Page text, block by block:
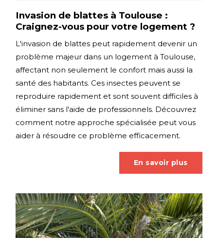
Invasion de blattes à Toulouse :
Craignez-vous pour votre logement ?
L'invasion de blattes peut rapidement devenir un
problème majeur dans un logement à Toulouse,
affectant non seulement le confort mais aussi la
santé des habitants. Ces insectes peuvent se
reproduire rapidement et sont souvent difficiles à
éliminer sans l'aide de professionnels. Découvrez
comment notre approche spécialisée peut vous
aider à résoudre ce problème efficacement.
En savoir plus